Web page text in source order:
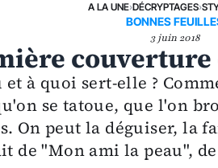
A LA UNE›DÉCRYPTAGES›
BONNES
3 juin 2018
et à quoi sert-elle ?
se tatoue, que l'on
On peut la déguiser, la
de "Mon ami la peau",